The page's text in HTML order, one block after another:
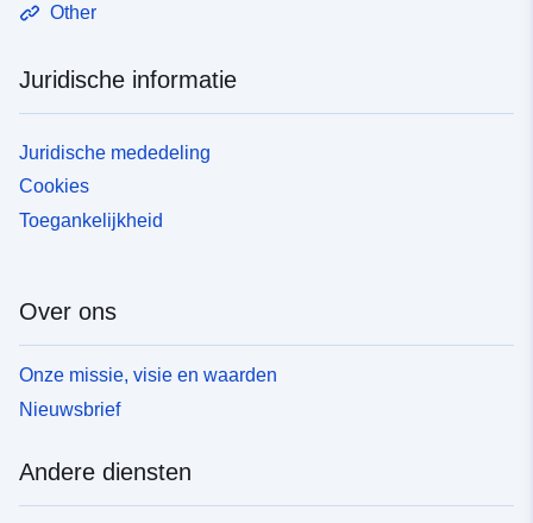
Other
Juridische informatie
Juridische mededeling
Cookies
Toegankelijkheid
Over ons
Onze missie, visie en waarden
Nieuwsbrief
Andere diensten